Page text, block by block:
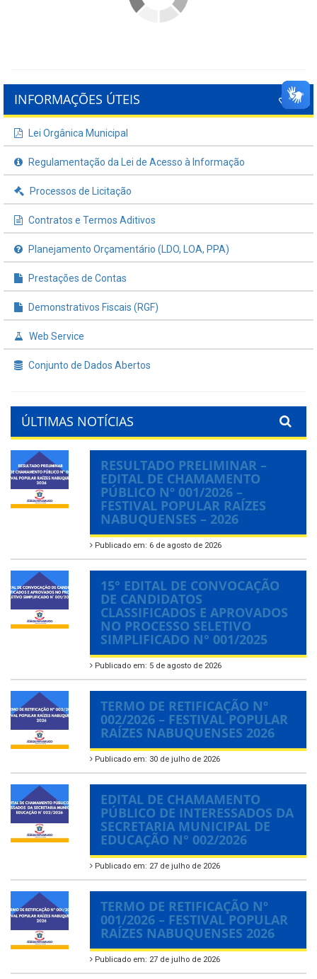
INFORMAÇÕES ÚTEIS
Lei Orgânica Municipal
Regulamentação da Lei de Acesso à Informação
Processos de Licitação
Contratos e Termos Aditivos
Planejamento Orçamentário (LDO, LOA, PPA)
Prestações de Contas
Demonstrativos Fiscais (RGF)
Web Service
Conjunto de Dados Abertos
ÚLTIMAS NOTÍCIAS
RESULTADO PRELIMINAR –
EDITAL DE CHAMAMENTO
PÚBLICO Nº 001/2026 –
FESTIVAL POPULAR RAÍZES
NABUQUENSES – 2026
Publicado em: 6 de agosto de 2026
15° EDITAL DE CONVOCAÇÃO
DE CANDIDATOS
CLASSIFICADOS E APROVADOS
NO PROCESSO SELETIVO
SIMPLIFICADO N° 001/2025
Publicado em: 5 de agosto de 2026
TERMO DE RETIFICAÇÃO Nº
002/2026 – FESTIVAL POPULAR
RAÍZES NABUQUENSES 2026
Publicado em: 30 de julho de 2026
EDITAL DE CHAMAMENTO
PÚBLICO DE INTERESSADOS DA
SECRETARIA MUNICIPAL DE
EDUCAÇÃO N° 002/2026
Publicado em: 27 de julho de 2026
TERMO DE RETIFICAÇÃO Nº
001/2026 – FESTIVAL POPULAR
RAÍZES NABUQUENSES 2026
Publicado em: 27 de julho de 2026